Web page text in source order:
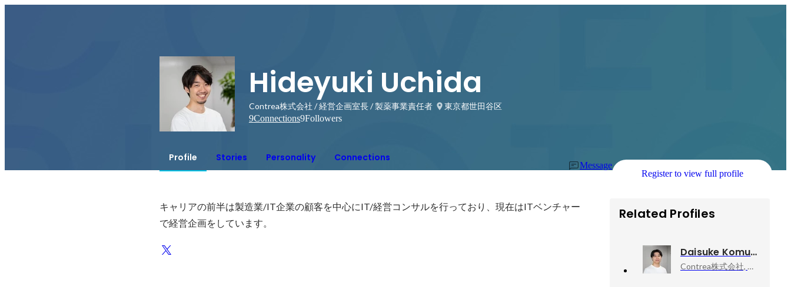
Hideyuki Uchida
Contrea株式会社 / 経営企画室長 / 製薬事業責任者
東京都世田谷区
9Connections9Followers
Profile Stories Personality Connections
Message
Register to view full profile
キャリアの前半は製造業/IT企業の顧客を中心にIT/経営コンサルを行っており、現在はITベンチャー
で経営企画をしています。
Related Profiles
Daisuke Komuta
Contrea株式会社, 事業開発